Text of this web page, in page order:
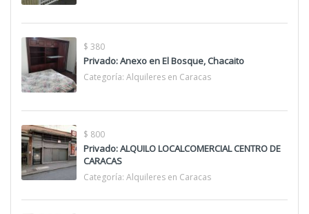
$ 380
Privado: Anexo en El Bosque, Chacaito
Categoría: Alquileres en Caracas
$ 800
Privado: ALQUILO LOCALCOMERCIAL CENTRO DE
CARACAS
Categoría: Alquileres en Caracas